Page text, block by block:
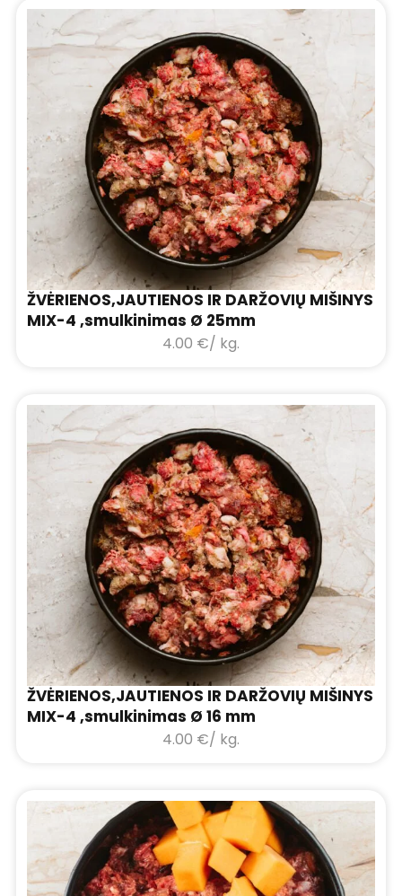
ŽVĖRIENOS,JAUTIENOS IR DARŽOVIŲ MIŠINYS
MIX-4 ,smulkinimas Ø 25mm
4.00 €/ kg.
ŽVĖRIENOS,JAUTIENOS IR DARŽOVIŲ MIŠINYS
MIX-4 ,smulkinimas Ø 16 mm
4.00 €/ kg.